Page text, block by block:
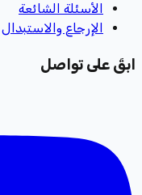
الأسئلة الشائعة
الإرجاع والاستبدال
ابقَ على تواصل